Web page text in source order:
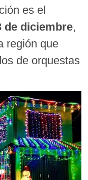
es el
de diciembre,
región que
de orquestas